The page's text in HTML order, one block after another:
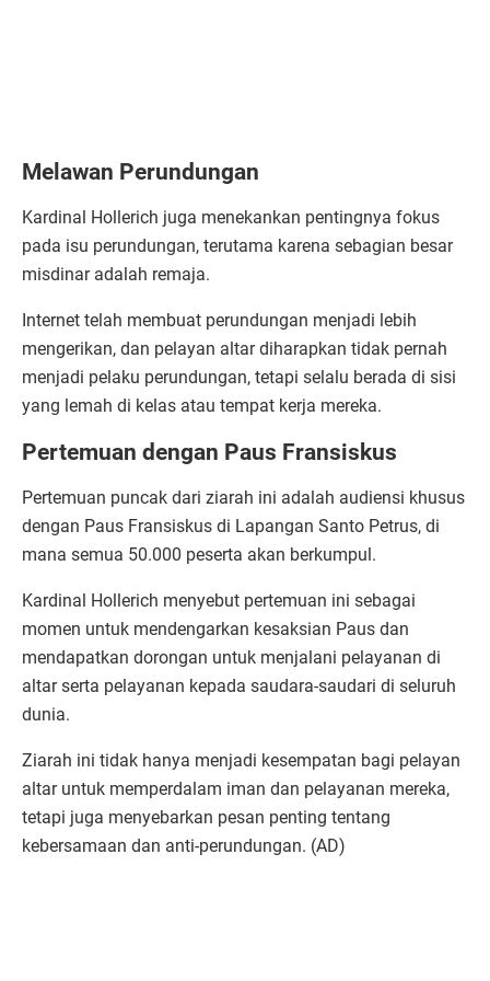
Melawan Perundungan
Kardinal Hollerich juga menekankan pentingnya fokus
pada isu perundungan, terutama karena sebagian besar
misdinar adalah remaja.
Internet telah membuat perundungan menjadi lebih
mengerikan, dan pelayan altar diharapkan tidak pernah
menjadi pelaku perundungan, tetapi selalu berada di sisi
yang lemah di kelas atau tempat kerja mereka.
Pertemuan dengan Paus Fransiskus
Pertemuan puncak dari ziarah ini adalah audiensi khusus
dengan Paus Fransiskus di Lapangan Santo Petrus, di
mana semua 50.000 peserta akan berkumpul.
Kardinal Hollerich menyebut pertemuan ini sebagai
momen untuk mendengarkan kesaksian Paus dan
mendapatkan dorongan untuk menjalani pelayanan di
altar serta pelayanan kepada saudara-saudari di seluruh
dunia.
Ziarah ini tidak hanya menjadi kesempatan bagi pelayan
altar untuk memperdalam iman dan pelayanan mereka,
tetapi juga menyebarkan pesan penting tentang
kebersamaan dan anti-perundungan. (AD)